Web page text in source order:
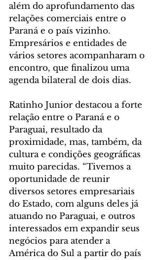
além do aprofundamento das
relações comerciais entre o
Paraná e o país vizinho.
Empresários e entidades de
vários setores acompanharam o
encontro, que finalizou uma
agenda bilateral de dois dias.
Ratinho Junior destacou a forte
relação entre o Paraná e o
Paraguai, resultado da
proximidade, mas, também, da
cultura e condições geográficas
muito parecidas. “Tivemos a
oportunidade de reunir
diversos setores empresariais
do Estado, com alguns deles já
atuando no Paraguai, e outros
interessados em expandir seus
negócios para atender a
América do Sul a partir do país